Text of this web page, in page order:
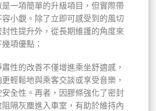
一項簡單的升級項目，但實際帶
小覷。除了立即可感受到的風切
性提升外，從長期維護的角度來
項優點：
性的改善不僅增進乘坐舒適感，
輕鬆地與乘客交談或享受音樂，
安全性。再者，因膠條強化了密封
隔灰塵進入車室，有助於維持內